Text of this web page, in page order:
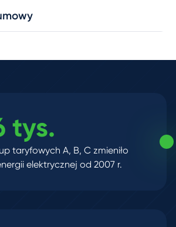
tys.
taryfowych A, B, C zmieniło
elektrycznej od 2007 r.